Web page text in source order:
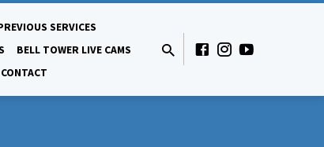
SERVICES
BELL TOWER LIVE CAMS
CONTACT